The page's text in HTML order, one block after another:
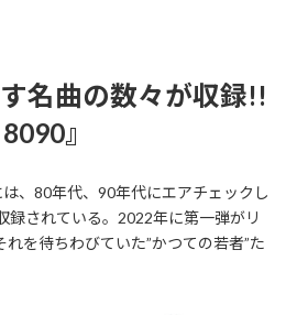
名曲の数々が収録!!
』
、80年代、90年代にエアチェックし
録されている。2022年に第一弾がリ
れを待ちわびていた”かつての若者”た